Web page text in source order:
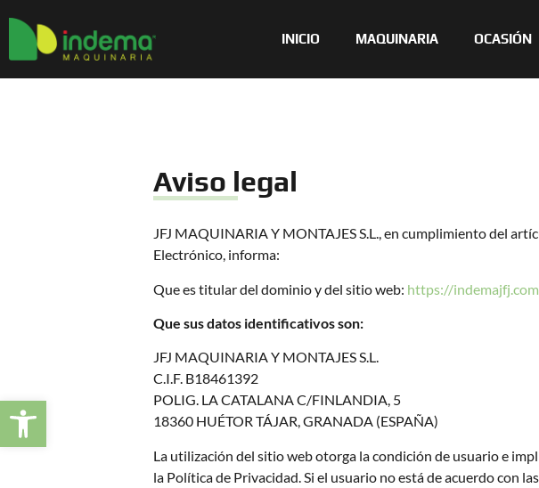
Abrir barra de herramientas
INICIO MAQUINARIA OCASIÓN
Aviso legal
JFJ MAQUINARIA Y MONTAJES S.L., en cumplimiento del
Electrónico, informa:
Que es titular del dominio y del sitio web: https://indemajfj.com
Que sus datos identificativos son:
JFJ MAQUINARIA Y MONTAJES S.L.
C.I.F. B18461392
POLIG. LA CATALANA C/FINLANDIA, 5
18360 HUÉTOR TÁJAR, GRANADA (ESPAÑA)
La utilización del sitio web otorga la condición de usuario e
la Política de Privacidad. Si el usuario no está de acuerdo con